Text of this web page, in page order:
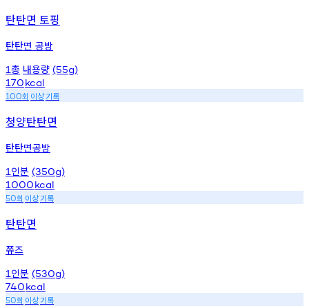
탄탄면 토핑
탄탄면 공방
1총 내용량 (55g)
170kcal
100회 이상기록
청양탄탄면
탄탄면공방
1 인분 (350g)
1000kcal
50회 이상기록
탄탄면
쮸즈
1 인분 (530g)
740kcal
50회 이상기록